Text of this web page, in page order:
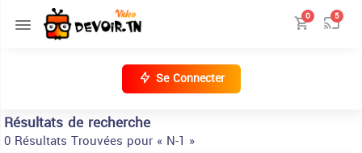
0 5
Se Connecter
Résultats de recherche
0 Résultats Trouvées pour « N-1 »